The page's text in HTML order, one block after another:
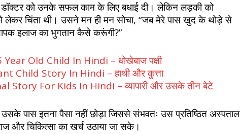
को उनके सफल काम के लिए बधाई दी। लेकिन लड़की को
लेकर चिंता थी। उसने मन ही मन सोचा, “जब मेरे पास खुद के थोड़े से
इलाज का भुगतान कैसे करूंगी?”
Old Child In Hindi – धोखेबाज पक्षी
Child Story In Hindi – हाथी और कुत्ता
Story For Kids In Hindi – व्यापारी और उसके तीन बेटे
पास इतना पैसा नहीं छोड़ा जिससे संभवतः उस प्रतिष्ठित अस्पताल
और चिकित्सा का खर्च उठाया जा सके।